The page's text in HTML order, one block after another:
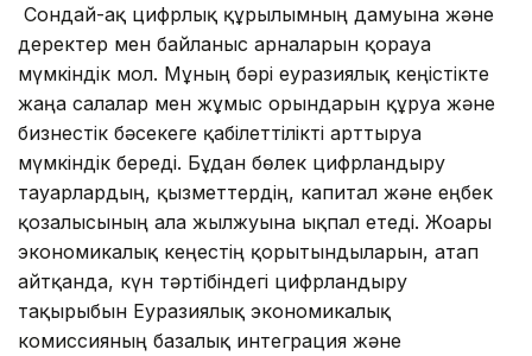
Сондай-ақ цифрлық құрылымның дамуына және
деректер мен байланыс арналарын қорғауға
мүмкіндік мол. Мұның бәрі еуразиялық кеңістікте
жаңа салалар мен жұмыс орындарын құруға және
бизнестік бәсекеге қабілеттілікті арттыруға
мүмкіндік береді. Бұдан бөлек цифрландыру
тауарлардың, қызметтердің, капитал және еңбек
қозғалысының алға жылжуына ықпал етеді. Жоғары
экономикалық кеңестің қорытындыларын, атап
айтқанда, күн тәртібіндегі цифрландыру
тақырыбын Еуразиялық экономикалық
комиссияның базалық интеграция және